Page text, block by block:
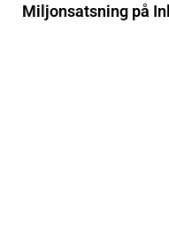
Miljonsatsning på